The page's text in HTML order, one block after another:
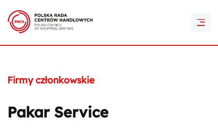
Firmy członkowskie
Pakar Service